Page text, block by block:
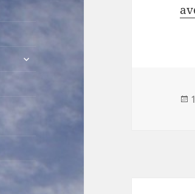
ouvrir
menu